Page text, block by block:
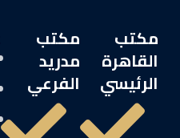
مكتب
القاهرة
الرئيسي
مكتب
مدريد
الفرعي